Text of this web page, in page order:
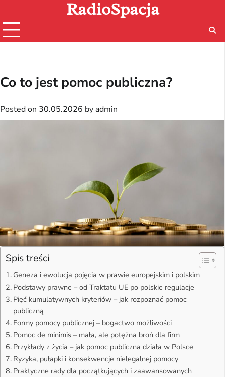
content
RadioSpacja
Co to jest pomoc publiczna?
Posted on 30.05.2026 by admin
Spis treści
Geneza i ewolucja pojęcia w prawie europejskim i polskim
Podstawy prawne – od Traktatu UE po polskie regulacje
Pięć kumulatywnych kryteriów – jak rozpoznać pomoc
publiczną
Formy pomocy publicznej – bogactwo możliwości
Pomoc de minimis – mała, ale potężna broń dla firm
Przykłady z życia – jak pomoc publiczna działa w Polsce
Ryzyka, pułapki i konsekwencje nielegalnej pomocy
Praktyczne rady dla początkujących i zaawansowanych